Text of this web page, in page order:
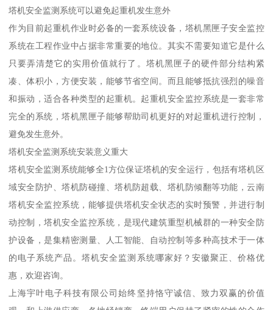
塔机安全监测系统可以避免起重机发生意外
作为目前起重机作业时必备的一套系统设备，塔机黑匣子安全监控
系统在工程作业中占据非常重要的地位。其实不需要知道它是什么
只要弄清楚它的实用价值就行了。塔机黑匣子的硬件部分结构紧
凑、体积小，方便安装，能够节省空间。而且能够抵抗强烈的噪音
和振动，适合各种类型的起重机。起重机安全监控系统是一套非常
完全的系统，塔机黑匣子能够帮助司机更好的对起重机进行控制，
避免发生意外。
塔机安全监测系统安装意义重大
塔机安全监测系统能够全1方位保证塔机的安全运行，包括有塔机区
域安全防护、塔机防碰撞、塔机防超载、塔机防倾翻等功能，云南
塔机安全监控系统，能够提供塔机安全状态的实时预警，并进行制
动控制，塔机安全监控系统，是现代建筑重型机械群的一种安全防
护设备，是集精密测量、人工智能、自动控制等多种高技术于一体
的电子系统产品。塔机安全监测系统哪家好？安徽聚正、价格优
惠，欢迎咨询。
上海宇叶电子科技有限公司始终坚持恪守诚信、致力双赢的价值